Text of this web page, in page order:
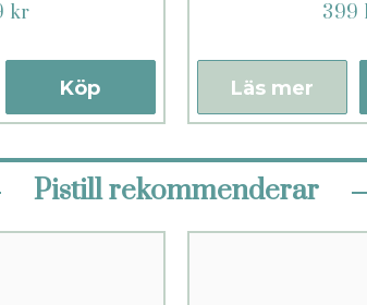
kr
Köp
399
Läs mer
Pistill rekommenderar